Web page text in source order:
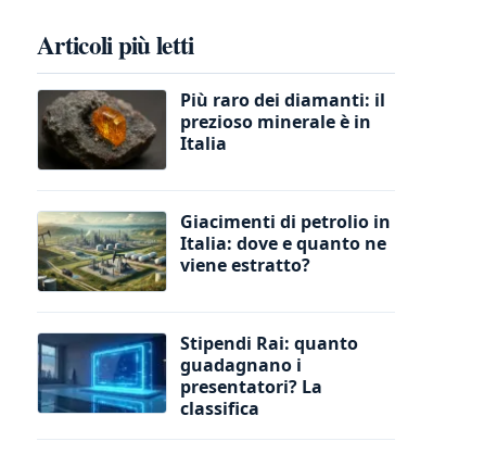
Articoli più letti
Più raro dei diamanti: il
prezioso minerale è in
Italia
Giacimenti di petrolio in
Italia: dove e quanto ne
viene estratto?
Stipendi Rai: quanto
guadagnano i
presentatori? La
classifica